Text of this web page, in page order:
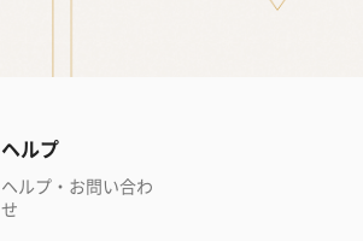
ヘルプ
ヘルプ・お問い合わ
せ